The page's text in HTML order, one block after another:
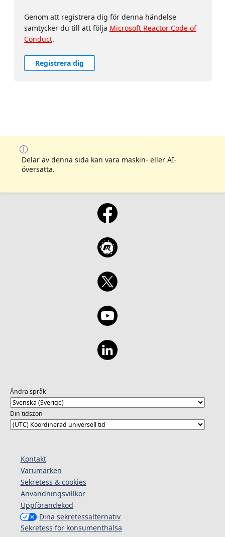
Genom att registrera dig för denna händelse
samtycker du till att följa Microsoft Reactor Code of
Conduct.
Registrera dig
Delar av denna sida kan vara maskin- eller AI-
översatta.
Ändra språk
Din tidszon
Kontakt
Varumärken
Sekretess & cookies
Användningsvillkor
Uppförandekod
Dina sekretessalternativ
Sekretess för konsumenthälsa